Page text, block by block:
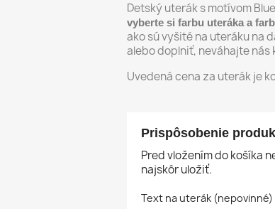
Detský uterák s motívom
vyberte si farbu uteráka a
ako sú vyšité na uteráku na
alebo doplniť, neváhajte nás
Uvedená cena za uterák je
Prispôsobenie
Pred vložením do košíka
najskôr uložiť.
Text na uterák (nepovinné)